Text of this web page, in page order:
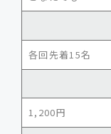
各回先着15名
1,200円